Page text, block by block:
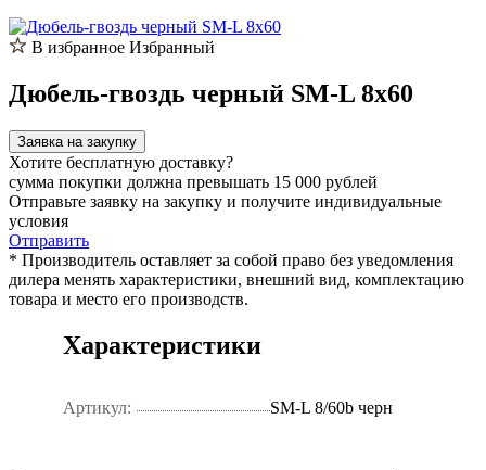
В избранное Избранный
Дюбель-гвоздь черный SM-L 8х60
Заявка на закупку
Хотите бесплатную доставку?
сумма покупки должна превышать 15 000 рублей
Отправьте заявку на закупку и получите индивидуальные
условия
Отправить
* Производитель оставляет за собой право без уведомления
дилера менять характеристики, внешний вид, комплектацию
товара и место его производств.
Характеристики
Артикул: SM-L 8/60b черн